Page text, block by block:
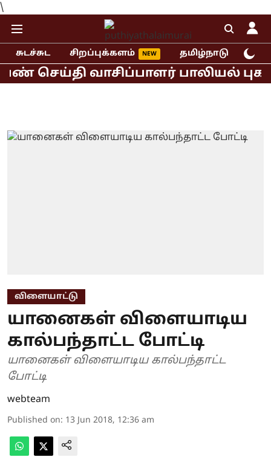
\
சுடச்சுட சிறப்புக்களம் தமிழ்நாடு
வாசிப்பாளர் பாலியல் புகார்!
விளையாட்டு
யானைகள் விளையாடிய
கால்பந்தாட்ட போட்டி
யானைகள் விளையாடிய கால்பந்தாட்ட
போட்டி
webteam
Published on: 13 Jun 2018, 12:36 am